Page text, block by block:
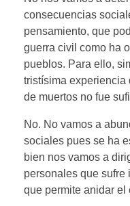
consecuencias
pensamiento, que
guerra civil como ha
pueblos. Para ello,
tristísima experiencia
de muertos no fue
No. No vamos a
sociales pues se ha
bien nos vamos a
personales que sufre
que permite anidar el